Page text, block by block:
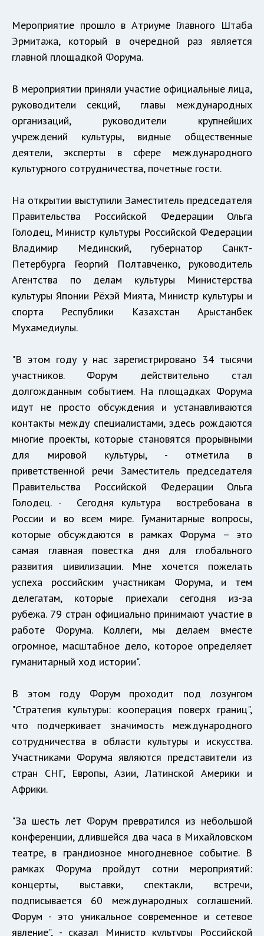
Мероприятие прошло в Атриуме Главного Штаба
Эрмитажа, который в очередной раз является
главной площадкой Форума.
В мероприятии приняли участие официальные лица,
руководители секций, главы международных
организаций, руководители крупнейших
учреждений культуры, видные общественные
деятели, эксперты в сфере международного
культурного сотрудничества, почетные гости.
На открытии выступили Заместитель председателя
Правительства Российской Федерации Ольга
Голодец, Министр культуры Российской Федерации
Владимир Мединский, губернатор Санкт-
Петербурга Георгий Полтавченко, руководитель
Агентства по делам культуры Министерства
культуры Японии Рёхэй Мията, Министр культуры и
спорта Республики Казахстан Арыстанбек
Мухамедиулы.
"В этом году у нас зарегистрировано 34 тысячи
участников. Форум действительно стал
долгожданным событием. На площадках Форума
идут не просто обсуждения и устанавливаются
контакты между специалистами, здесь рождаются
многие проекты, которые становятся прорывными
для мировой культуры, - отметила в
приветственной речи Заместитель председателя
Правительства Российской Федерации Ольга
Голодец. - Сегодня культура востребована в
России и во всем мире. Гуманитарные вопросы,
которые обсуждаются в рамках Форума – это
самая главная повестка дня для глобального
развития цивилизации. Мне хочется пожелать
успеха российским участникам Форума, и тем
делегатам, которые приехали сегодня из-за
рубежа. 79 стран официально принимают участие в
работе Форума. Коллеги, мы делаем вместе
огромное, масштабное дело, которое определяет
гуманитарный ход истории".
В этом году Форум проходит под лозунгом
"Стратегия культуры: кооперация поверх границ",
что подчеркивает значимость международного
сотрудничества в области культуры и искусства.
Участниками Форума являются представители из
стран СНГ, Европы, Азии, Латинской Америки и
Африки.
"За шесть лет Форум превратился из небольшой
конференции, длившейся два часа в Михайловском
театре, в грандиозное многодневное событие. В
рамках Форума пройдут сотни мероприятий:
концерты, выставки, спектакли, встречи,
подписывается 60 международных соглашений.
Форум - это уникальное современное и сетевое
явление", - сказал Министр культуры Российской